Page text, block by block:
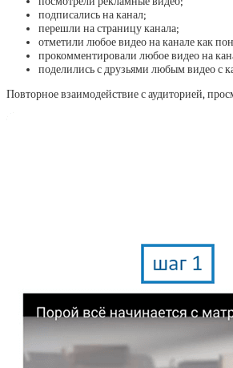
подписались на канал;
перешли на страницу канала;
отметили любое видео на канале как
прокомментировали любое видео на
поделились с друзьями любым видео с
Повторное взаимодействие с аудиторией,